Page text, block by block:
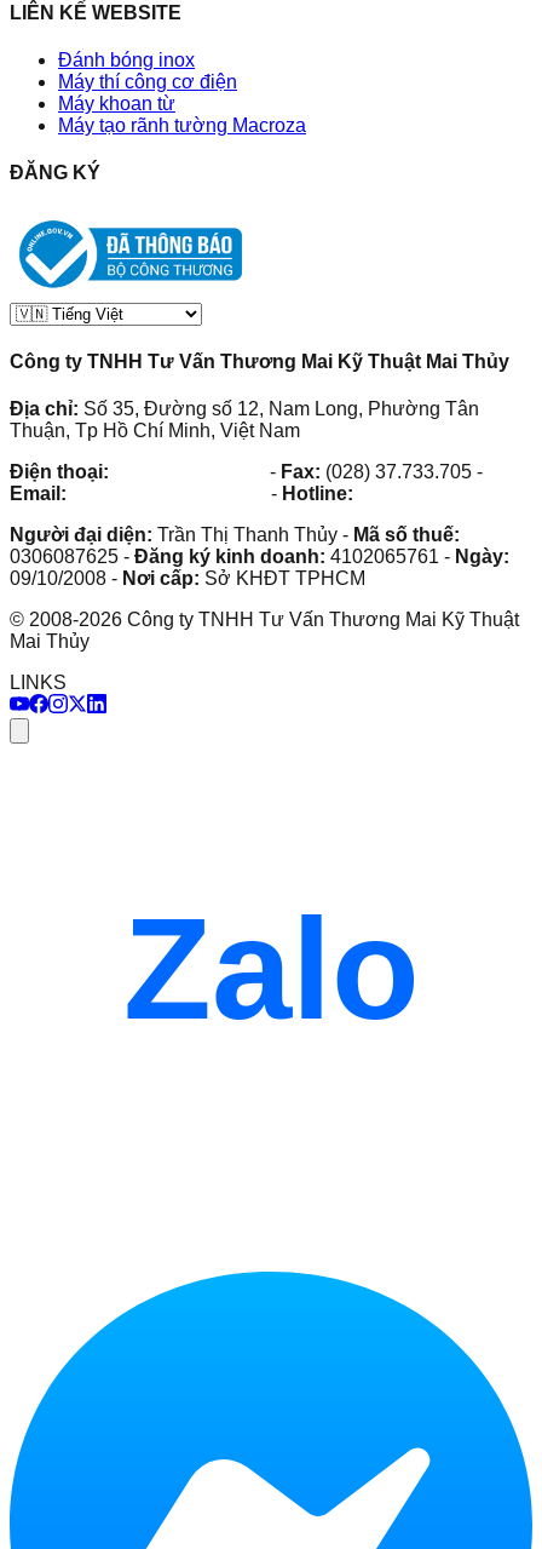
LIÊN KẾ WEBSITE
Đánh bóng inox
Máy thí công cơ điện
Máy khoan từ
Máy tạo rãnh tường Macroza
ĐĂNG KÝ
Công ty TNHH Tư Vấn Thương Mai Kỹ Thuật Mai Thủy
Địa chỉ: Số 35, Đường số 12, Nam Long, Phường Tân
Thuận, Tp Hồ Chí Minh, Việt Nam
Điện thoại:
- Fax: (028) 37.733.705 -
Email:
- Hotline:
Người đại diện: Trần Thị Thanh Thủy - Mã số thuế:
0306087625 - Đăng ký kinh doanh: 4102065761 - Ngày:
09/10/2008 - Nơi cấp: Sở KHĐT TPHCM
© 2008-2026 Công ty TNHH Tư Vấn Thương Mai Kỹ Thuật
Mai Thủy
LINKS
Zalo